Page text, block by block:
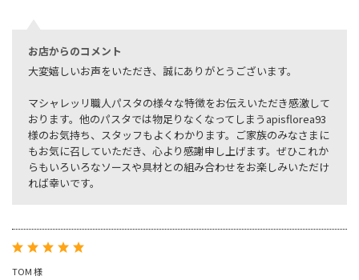
お店からのコメント
大変嬉しいお声をいただき、誠にありがとうございます。
マシャレッリ職人パスタの様々な特徴をお伝えいただき感激して
おります。他のパスタでは物足りなくなってしまうapisflorea93
様のお気持ち、スタッフもよくわかります。ご家族のみなさまに
もお気に召していただき、心より感謝申し上げます。ぜひこれか
らもいろいろなソースや具材との組み合わせをお楽しみいただけ
れば幸いです。
TOM 様